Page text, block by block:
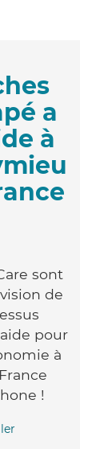
a
à
sont
de
pour
à
!